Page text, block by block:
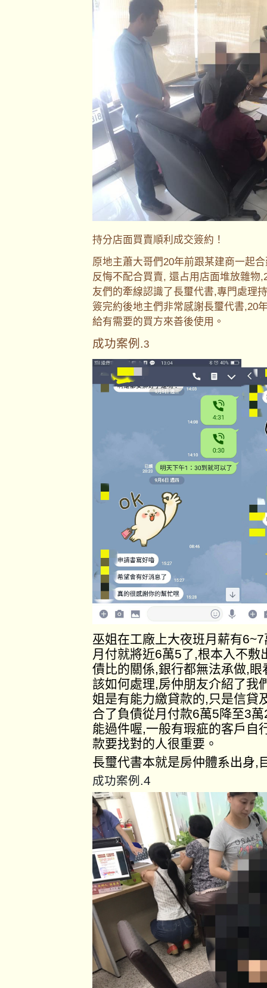
持分店面買賣順利成交簽約！
原地主蕭大哥們20年前跟某建商一起
反悔不配合買賣, 還占用店面堆放雜物
友們的牽線認識了長璽代書,專門處理
簽完約後地主們非常感謝長璽代書,20
給有需要的買方來善後使用。
成功案例.3
巫姐在工廠上大夜班月薪有
月付就將近6萬5了,根本入不
債比的關係,銀行都無法承做,
該如何處理,房仲朋友介紹了我
姐是有能力繳貸款的,只是信貸
合了負債從月付款6萬5降至3
能過件喔,一般有瑕疵的客戶自
款要找對的人很重要。
長璽代書本就是房仲體系出身,
成功案例.4